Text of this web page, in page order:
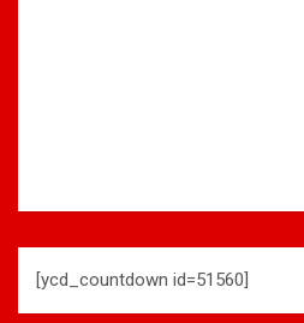
[ycd_countdown id=51560]